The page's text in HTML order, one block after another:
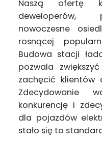
Naszą ofertę
deweloperów,
nowoczesne
rosnącej
Budowa stacji
pozwala
zachęcić klientów
Zdecydowanie
konkurencję i
dla pojazdów
stało się to